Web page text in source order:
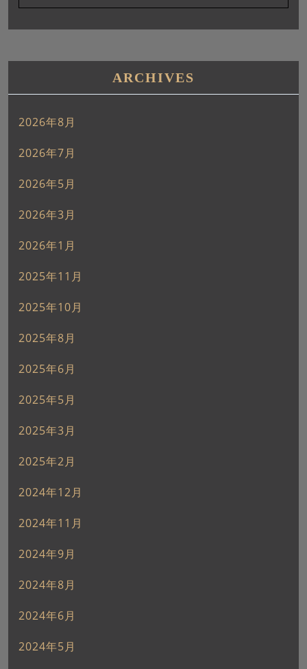
ARCHIVES
2026年8月
2026年7月
2026年5月
2026年3月
2026年1月
2025年11月
2025年10月
2025年8月
2025年6月
2025年5月
2025年3月
2025年2月
2024年12月
2024年11月
2024年9月
2024年8月
2024年6月
2024年5月